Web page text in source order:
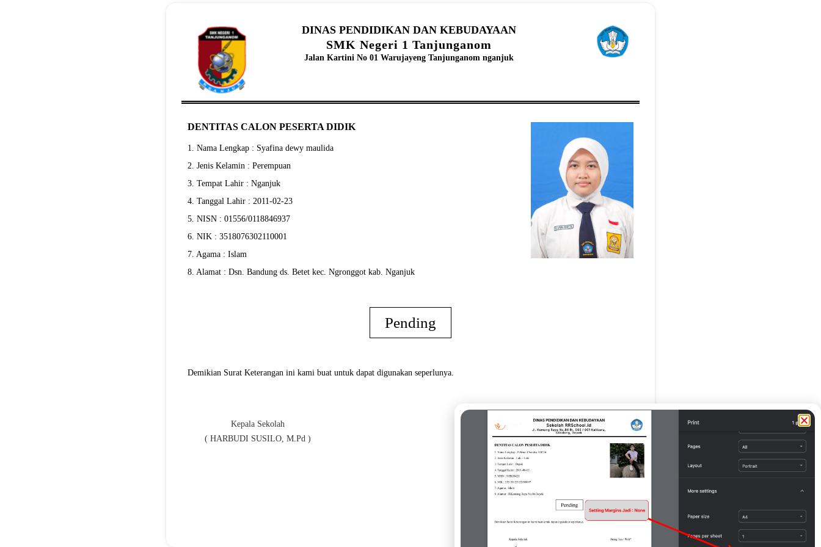
DINAS PENDIDIKAN DAN KEBUDAYAAN
SMK Negeri 1 Tanjunganom
Jalan Kartini No 01 Warujayeng Tanjunganom nganjuk
DENTITAS CALON PESERTA DIDIK
1. Nama Lengkap : Syafina dewy maulida
2. Jenis Kelamin : Perempuan
3. Tempat Lahir : Nganjuk
4. Tanggal Lahir : 2011-02-23
5. NISN : 01556/0118846937
6. NIK : 3518076302110001
7. Agama : Islam
8. Alamat : Dsn. Bandung ds. Betet kec. Ngronggot kab. Nganjuk
Pending
Demikian Surat Keterangan ini kami buat untuk dapat digunakan seperlunya.
Kepala Sekolah
( HARBUDI SUSILO, M.Pd )
Orang Tua / Wali*
( Siswanto )